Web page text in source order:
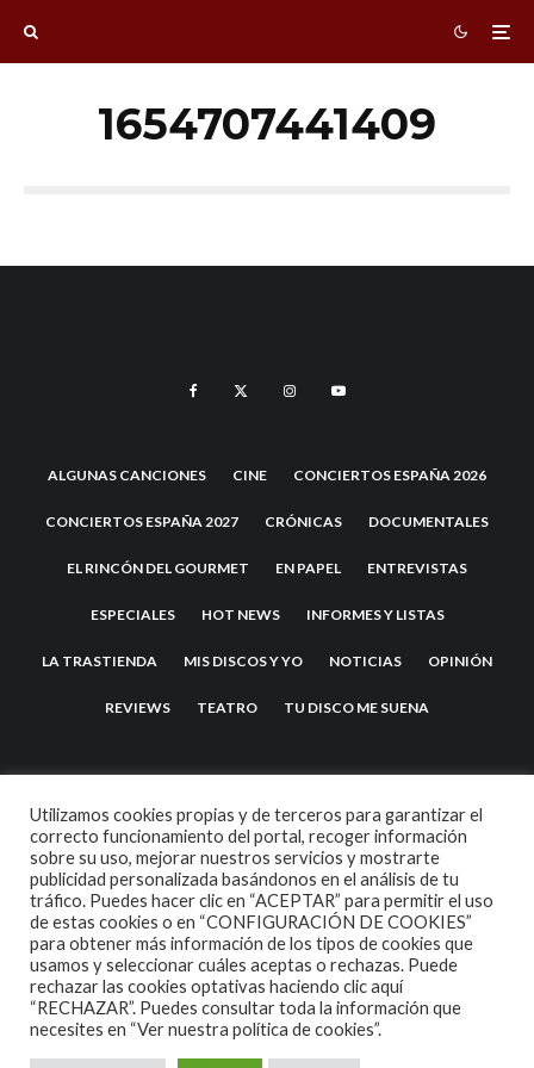
1654707441409
ALGUNAS CANCIONES CINE CONCIERTOS ESPAÑA 2026
CONCIERTOS ESPAÑA 2027 CRÓNICAS DOCUMENTALES
EL RINCÓN DEL GOURMET EN PAPEL ENTREVISTAS
ESPECIALES HOT NEWS INFORMES Y LISTAS
LA TRASTIENDA MIS DISCOS Y YO NOTICIAS OPINIÓN
REVIEWS TEATRO TU DISCO ME SUENA
2007 COPYRIGHT -CODETIPITHEME
Utilizamos cookies propias y de terceros para garantizar el
correcto funcionamiento del portal, recoger información
sobre su uso, mejorar nuestros servicios y mostrarte
publicidad personalizada basándonos en el análisis de tu
tráfico. Puedes hacer clic en “ACEPTAR” para permitir el uso
de estas cookies o en “CONFIGURACIÓN DE COOKIES”
para obtener más información de los tipos de cookies que
usamos y seleccionar cuáles aceptas o rechazas. Puede
rechazar las cookies optativas haciendo clic aquí
“RECHAZAR”. Puedes consultar toda la información que
necesites en “Ver nuestra política de cookies”.